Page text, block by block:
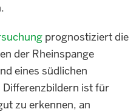
prognostiziert die
der Rheinspange
eines südlichen
Differenzbildern ist für
zu erkennen, an